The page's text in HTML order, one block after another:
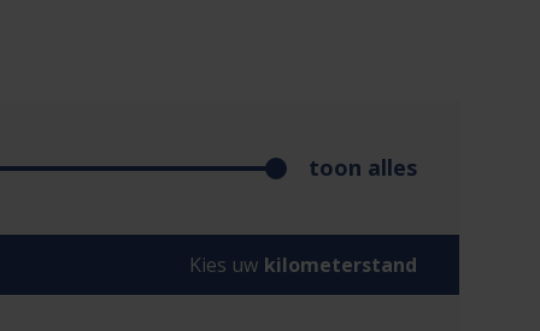
toon alles
Kies uw kilometerstand